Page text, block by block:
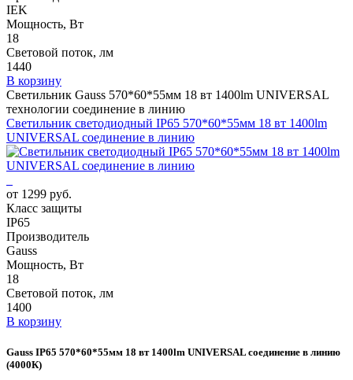
IEK
Мощность, Вт
18
Световой поток, лм
1440
В корзину
Светильник Gauss 570*60*55мм 18 вт 1400lm UNIVERSAL
технологии соединение в линию
Светильник светодиодный IP65 570*60*55мм 18 вт 1400lm
UNIVERSAL соединение в линию
от 1299 руб.
Класс защиты
IP65
Производитель
Gauss
Мощность, Вт
18
Световой поток, лм
1400
В корзину
Gauss IP65 570*60*55мм 18 вт 1400lm UNIVERSAL соединение в линию
(4000К)